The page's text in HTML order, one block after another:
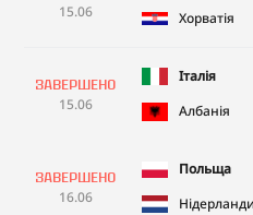
15.06
Хорватія
Завершено
15.06
Італія
Албанія
Завершено
16.06
Польща
Нідерланди